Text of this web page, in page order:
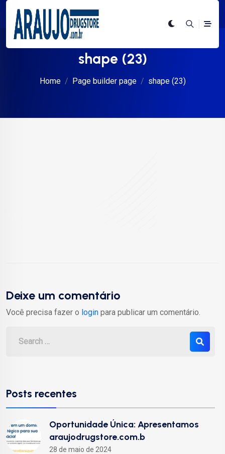
shape (23)
Home Page builder page shape (23)
Deixe um comentário
Você precisa fazer o login para publicar um comentário.
Posts recentes
Oportunidade Única: Apresentamos
araujodrugstore.com.b
28 de maio de 2024